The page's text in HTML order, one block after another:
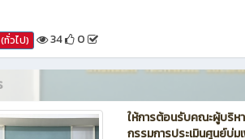
ทั่วไป) 34 0